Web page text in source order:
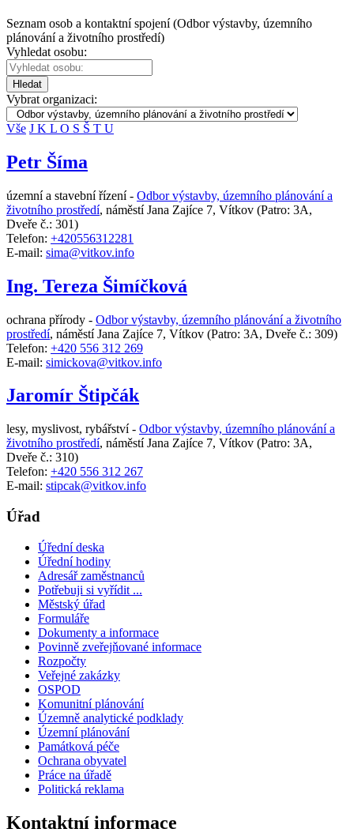
Seznam osob a kontaktní spojení (Odbor výstavby, územního
plánování a životního prostředí)
Vyhledat osobu:
Hledat
Vybrat organizaci:
Vše J K L O S Š T U
Petr Šíma
územní a stavební řízení - Odbor výstavby, územního plánování a
životního prostředí, náměstí Jana Zajíce 7, Vítkov (Patro: 3A,
Dveře č.: 301)
Telefon: +420556312281
E-mail: sima@vitkov.info
Ing. Tereza Šimíčková
ochrana přírody - Odbor výstavby, územního plánování a životního
prostředí, náměstí Jana Zajíce 7, Vítkov (Patro: 3A, Dveře č.: 309)
Telefon: +420 556 312 269
E-mail: simickova@vitkov.info
Jaromír Štipčák
lesy, myslivost, rybářství - Odbor výstavby, územního plánování a
životního prostředí, náměstí Jana Zajíce 7, Vítkov (Patro: 3A,
Dveře č.: 310)
Telefon: +420 556 312 267
E-mail: stipcak@vitkov.info
Úřad
Úřední deska
Úřední hodiny
Adresář zaměstnanců
Potřebuji si vyřídit ...
Městský úřad
Formuláře
Dokumenty a informace
Povinně zveřejňované informace
Rozpočty
Veřejné zakázky
OSPOD
Komunitní plánování
Územně analytické podklady
Územní plánování
Památková péče
Ochrana obyvatel
Práce na úřadě
Politická reklama
Kontaktní informace